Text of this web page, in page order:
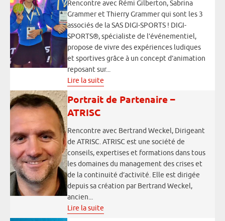
Rencontre avec Rémi Gilberton, Sabrina
Grammer et Thierry Grammer qui sont les 3
associés de la SAS DIGI-SPORTS ! DIGI-
SPORTS®, spécialiste de l’événementiel,
propose de vivre des expériences ludiques
et sportives grâce à un concept d’animation
reposant sur...
Lire la suite
Portrait de Partenaire –
ATRISC
Rencontre avec Bertrand Weckel, Dirigeant
de ATRISC. ATRISC est une société de
conseils, expertises et formations dans tous
les domaines du management des crises et
de la continuité d’activité. Elle est dirigée
depuis sa création par Bertrand Weckel,
ancien...
Lire la suite